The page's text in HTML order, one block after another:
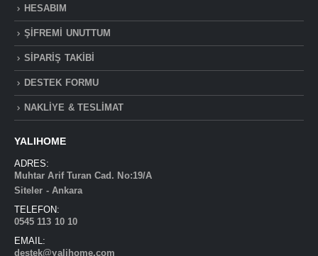
HESABIM
ŞİFREMİ UNUTTUM
SİPARİŞ TAKİBİ
DESTEK FORMU
NAKLİYE & TESLİMAT
YALIHOME
ADRES:
Muhtar Arif Turan Cad. No:19/A
Siteler - Ankara
TELEFON:
0545 113 10 10
EMAIL:
destek@yalihome.com